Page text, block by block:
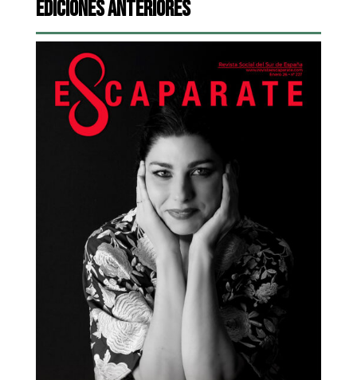
Ediciones Anteriores